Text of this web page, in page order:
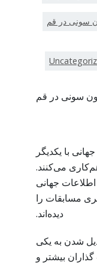
سونی در قم
سونی در قم
با یکدیگر
می‌کنند.
جهانی
مسابقات را
دیده‌اند.
شدن به یکی
بیشتر و